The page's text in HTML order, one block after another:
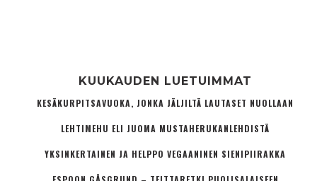
KUUKAUDEN LUETUIMMAT
KESÄKURPITSAVUOKA, JONKA JÄLJILTÄ LAUTASET NUOLLAAN
LEHTIMEHU ELI JUOMA MUSTAHERUKANLEHDISTÄ
YKSINKERTAINEN JA HELPPO VEGAANINEN SIENIPIIRAKKA